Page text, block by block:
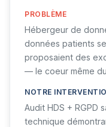
PROBLÈME
Hébergeur de
données patients
proposaient des
— le coeur même
NOTRE
Audit HDS + RGPD
technique